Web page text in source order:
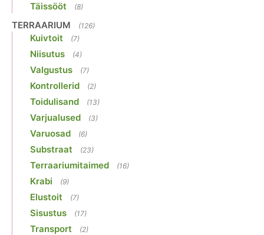
Täissööt (8)
TERRAARIUM (126)
Kuivtoit (7)
Niisutus (4)
Valgustus (7)
Kontrollerid (2)
Toidulisand (13)
Varjualused (3)
Varuosad (6)
Substraat (23)
Terraariumitaimed (16)
Krabi (9)
Elustoit (7)
Sisustus (17)
Transport (2)